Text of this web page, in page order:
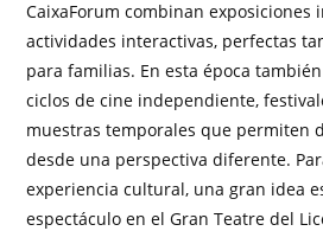
CaixaForum combinan exposiciones
actividades interactivas, perfectas
para familias. En esta época
ciclos de cine independiente,
muestras temporales que permiten
desde una perspectiva diferente.
experiencia cultural, una gran idea
espectáculo en el Gran Teatre del